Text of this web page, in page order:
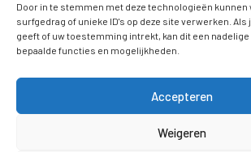
Door in te stemmen met deze technologieën kunnen
surfgedrag of unieke ID's op deze site verwerken.
geeft of uw toestemming intrekt, kan dit een
bepaalde functies en mogelijkheden.
Accepteren
Weigeren